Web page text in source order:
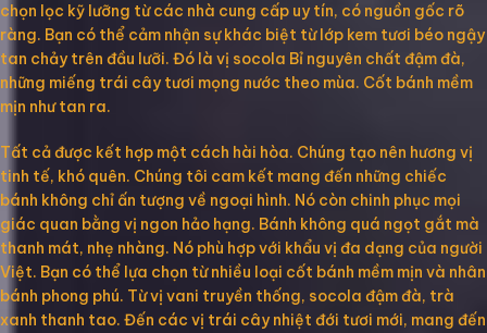
chọn lọc kỹ lưỡng từ các nhà cung cấp uy tín, có nguồn gốc rõ
ràng. Bạn có thể cảm nhận sự khác biệt từ lớp kem tươi béo ngậy
tan chảy trên đầu lưỡi. Đó là vị socola Bỉ nguyên chất đậm đà,
những miếng trái cây tươi mọng nước theo mùa. Cốt bánh mềm
mịn như tan ra.
Tất cả được kết hợp một cách hài hòa. Chúng tạo nên hương vị
tinh tế, khó quên. Chúng tôi cam kết mang đến những chiếc
bánh không chỉ ấn tượng về ngoại hình. Nó còn chinh phục mọi
giác quan bằng vị ngon hảo hạng. Bánh không quá ngọt gắt mà
thanh mát, nhẹ nhàng. Nó phù hợp với khẩu vị đa dạng của người
Việt. Bạn có thể lựa chọn từ nhiều loại cốt bánh mềm mịn và nhân
bánh phong phú. Từ vị vani truyền thống, socola đậm đà, trà
xanh thanh tao. Đến các vị trái cây nhiệt đới tươi mới, mang đến